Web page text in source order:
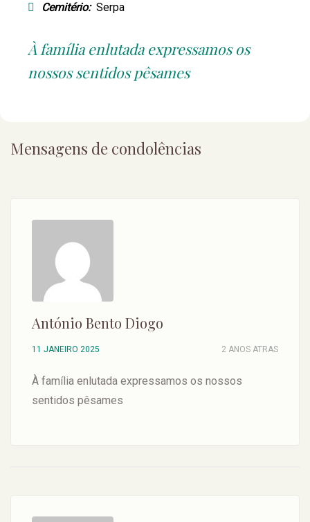
Cemitério:Serpa
À família enlutada expressamos os
nossos sentidos pêsames
Mensagens de condolências
António Bento Diogo
11 JANEIRO 2025 2 ANOS ATRAS
À família enlutada expressamos os nossos
sentidos pêsames